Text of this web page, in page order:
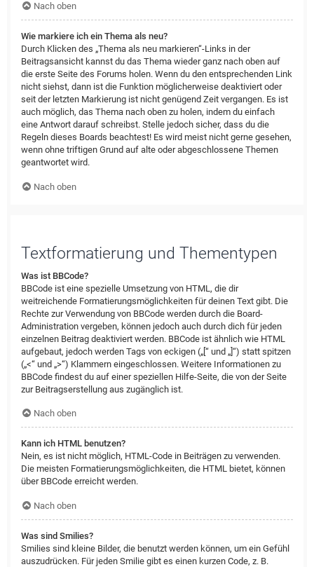
Nach oben
Wie markiere ich ein Thema als neu?
Durch Klicken des „Thema als neu markieren“-Links in der
Beitragsansicht kannst du das Thema wieder ganz nach oben auf
die erste Seite des Forums holen. Wenn du den entsprechenden Link
nicht siehst, dann ist die Funktion möglicherweise deaktiviert oder
seit der letzten Markierung ist nicht genügend Zeit vergangen. Es ist
auch möglich, das Thema nach oben zu holen, indem du einfach
eine Antwort darauf schreibst. Stelle jedoch sicher, dass du die
Regeln dieses Boards beachtest! Es wird meist nicht gerne gesehen,
wenn ohne triftigen Grund auf alte oder abgeschlossene Themen
geantwortet wird.
Nach oben
Textformatierung und Thementypen
Was ist BBCode?
BBCode ist eine spezielle Umsetzung von HTML, die dir
weitreichende Formatierungsmöglichkeiten für deinen Text gibt. Die
Rechte zur Verwendung von BBCode werden durch die Board-
Administration vergeben, können jedoch auch durch dich für jeden
einzelnen Beitrag deaktiviert werden. BBCode ist ähnlich wie HTML
aufgebaut, jedoch werden Tags von eckigen („[“ und „]“) statt spitzen
(„<“ und „>“) Klammern eingeschlossen. Weitere Informationen zu
BBCode findest du auf einer speziellen Hilfe-Seite, die von der Seite
zur Beitragserstellung aus zugänglich ist.
Nach oben
Kann ich HTML benutzen?
Nein, es ist nicht möglich, HTML-Code in Beiträgen zu verwenden.
Die meisten Formatierungsmöglichkeiten, die HTML bietet, können
über BBCode erreicht werden.
Nach oben
Was sind Smilies?
Smilies sind kleine Bilder, die benutzt werden können, um ein Gefühl
auszudrücken. Für jeden Smilie gibt es einen kurzen Code, z. B.